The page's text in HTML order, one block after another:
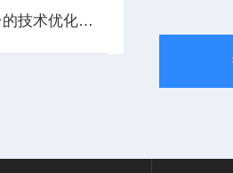
超声辅助振动平台的技术优化和选型要点